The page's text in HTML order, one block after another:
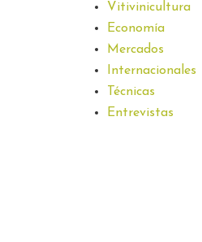
Vitivinicultura
Economía
Mercados
Internacionales
Técnicas
Entrevistas